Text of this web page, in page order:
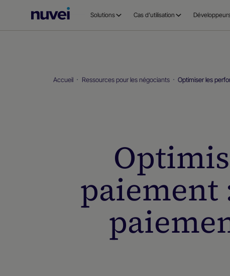
Page
Solutions Cas d’utilisation
Accueil Ressources pour les négociants Optimiser les
paiement